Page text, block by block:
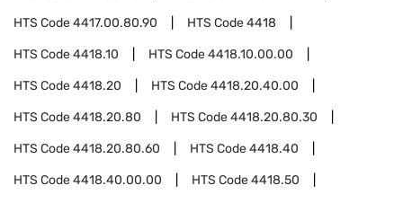
HTS Code4417.00.80.90 HTS Code4418
HTS Code4418.10 HTS Code4418.10.00.00
HTS Code4418.20 HTS Code4418.20.40.00
HTS Code4418.20.80 HTS Code4418.20.80.30
HTS Code4418.20.80.60 HTS Code4418.40
HTS Code4418.40.00.00 HTS Code4418.50